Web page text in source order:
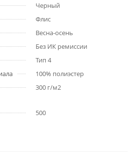
Черный
Флис
Весна-осень
Без ИК ремиссии
Тип 4
100% полиэстер
300 г/м2
500